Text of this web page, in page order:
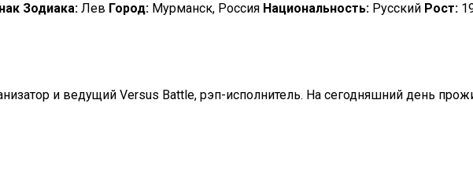
Зодиака: Лев Город: Мурманск, Россия Национальность: Русский Рост:
и ведущий Versus Battle, рэп-исполнитель. На сегодняшний день